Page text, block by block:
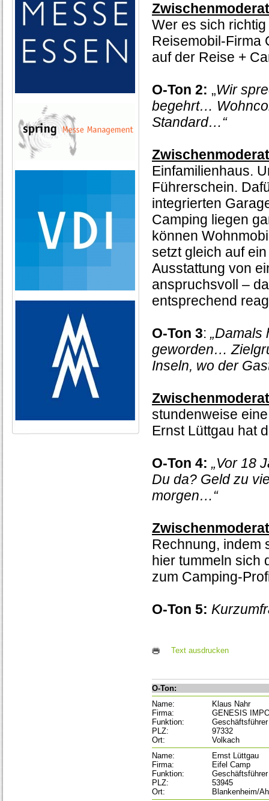
Wer es sich
Reisemobil-Firma
auf der Reise +
O-Ton 2: „Wir
begehrt…
Standard…“
Einfamilienhaus.
Führerschein.
integrierten
Camping liegen
können
setzt gleich auf
Ausstattung von
anspruchsvoll –
entsprechend
O-Ton 3:
geworden…
Inseln, wo der
stundenweise
Ernst Lüttgau hat
O-Ton 4: „Vor 18
Du da? Geld zu
morgen…“
Rechnung, indem
hier tummeln sich
zum Camping-
O-Ton 5:
Text ausdrucken
O-Ton:
Name:
Klaus Nahr
Firma:
GENESIS
Funktion:
Geschäftsführer
PLZ:
97332
Ort:
Volkach
Name:
Ernst Lüttgau
Firma:
Eifel Camp
Funktion:
Geschäftsführer
PLZ:
53945
Ort:
Blankenheim/